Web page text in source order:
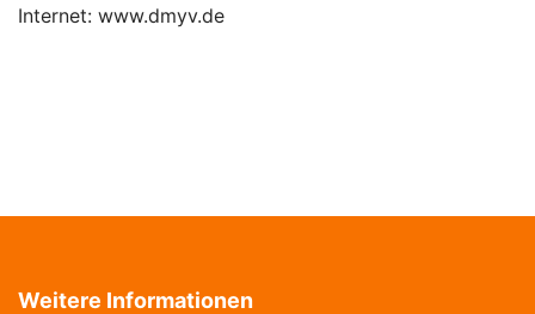
Internet: www.dmyv.de
Weitere Informationen